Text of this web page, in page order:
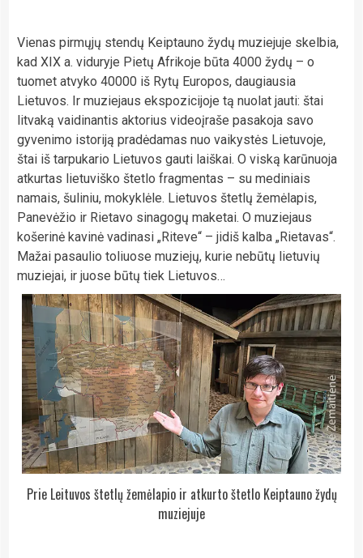
Vienas pirmųjų stendų Keiptauno žydų muziejuje skelbia,
kad XIX a. viduryje Pietų Afrikoje būta 4000 žydų – o
tuomet atvyko 40000 iš Rytų Europos, daugiausia
Lietuvos. Ir muziejaus ekspozicijoje tą nuolat jauti: štai
litvaką vaidinantis aktorius videoįraše pasakoja savo
gyvenimo istoriją pradėdamas nuo vaikystės Lietuvoje,
štai iš tarpukario Lietuvos gauti laiškai. O viską karūnuoja
atkurtas lietuviško štetlo fragmentas – su mediniais
namais, šuliniu, mokyklėle. Lietuvos štetlų žemėlapis,
Panevėžio ir Rietavo sinagogų maketai. O muziejaus
košerinė kavinė vadinasi „Riteve“ – jidiš kalba „Rietavas“.
Mažai pasaulio toliuose muziejų, kurie nebūtų lietuvių
muziejai, ir juose būtų tiek Lietuvos…
Prie Leituvos štetlų žemėlapio ir atkurto štetlo Keiptauno žydų
muziejuje